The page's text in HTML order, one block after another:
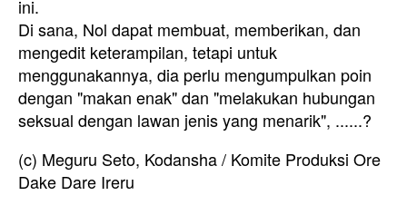
ini.
Di sana, Nol dapat membuat, memberikan, dan
mengedit keterampilan, tetapi untuk
menggunakannya, dia perlu mengumpulkan poin
dengan "makan enak" dan "melakukan hubungan
seksual dengan lawan jenis yang menarik", ......?
(c) Meguru Seto, Kodansha / Komite Produksi Ore
Dake Dare Ireru